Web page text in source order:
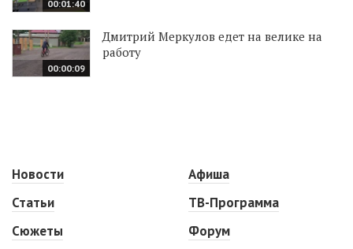
00:01:40
00:00:09
Дмитрий Меркулов едет на велике на
работу
Новости
Статьи
Сюжеты
Афиша
ТВ-Программа
Форум